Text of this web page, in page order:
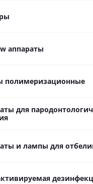
аппараты
полимеризационные
для
и лампы для